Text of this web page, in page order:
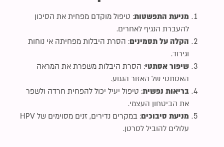
מניעת התפשטות: טיפול מוקדם מפחית את הסיכון
להעברת הנגיף לאחרים.
הקלה על תסמינים: הסרת היבלות מפחיתה אי נוחות
וגירוד.
שיפור אסתטי: הסרת היבלות משפרת את המראה
האסתטי של האזור הנגוע.
בריאות נפשית: טיפול יעיל יכול להפחית חרדה ולשפר
את הביטחון העצמי.
מניעת סיבוכים
: במקרים נדירים, זנים מסוימים של HPV
עלולים להוביל לסרטן.